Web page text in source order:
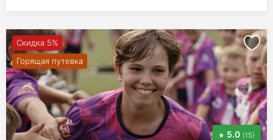
Скидка 5%
Горящая путевка
5.0 (15)